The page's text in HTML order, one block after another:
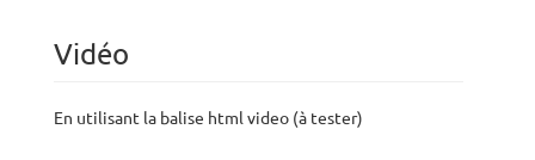
Vidéo
En utilisant la balise html video (à tester)